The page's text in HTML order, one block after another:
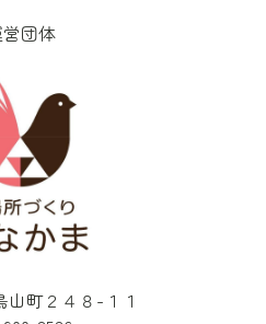
団体
町２４８-１１